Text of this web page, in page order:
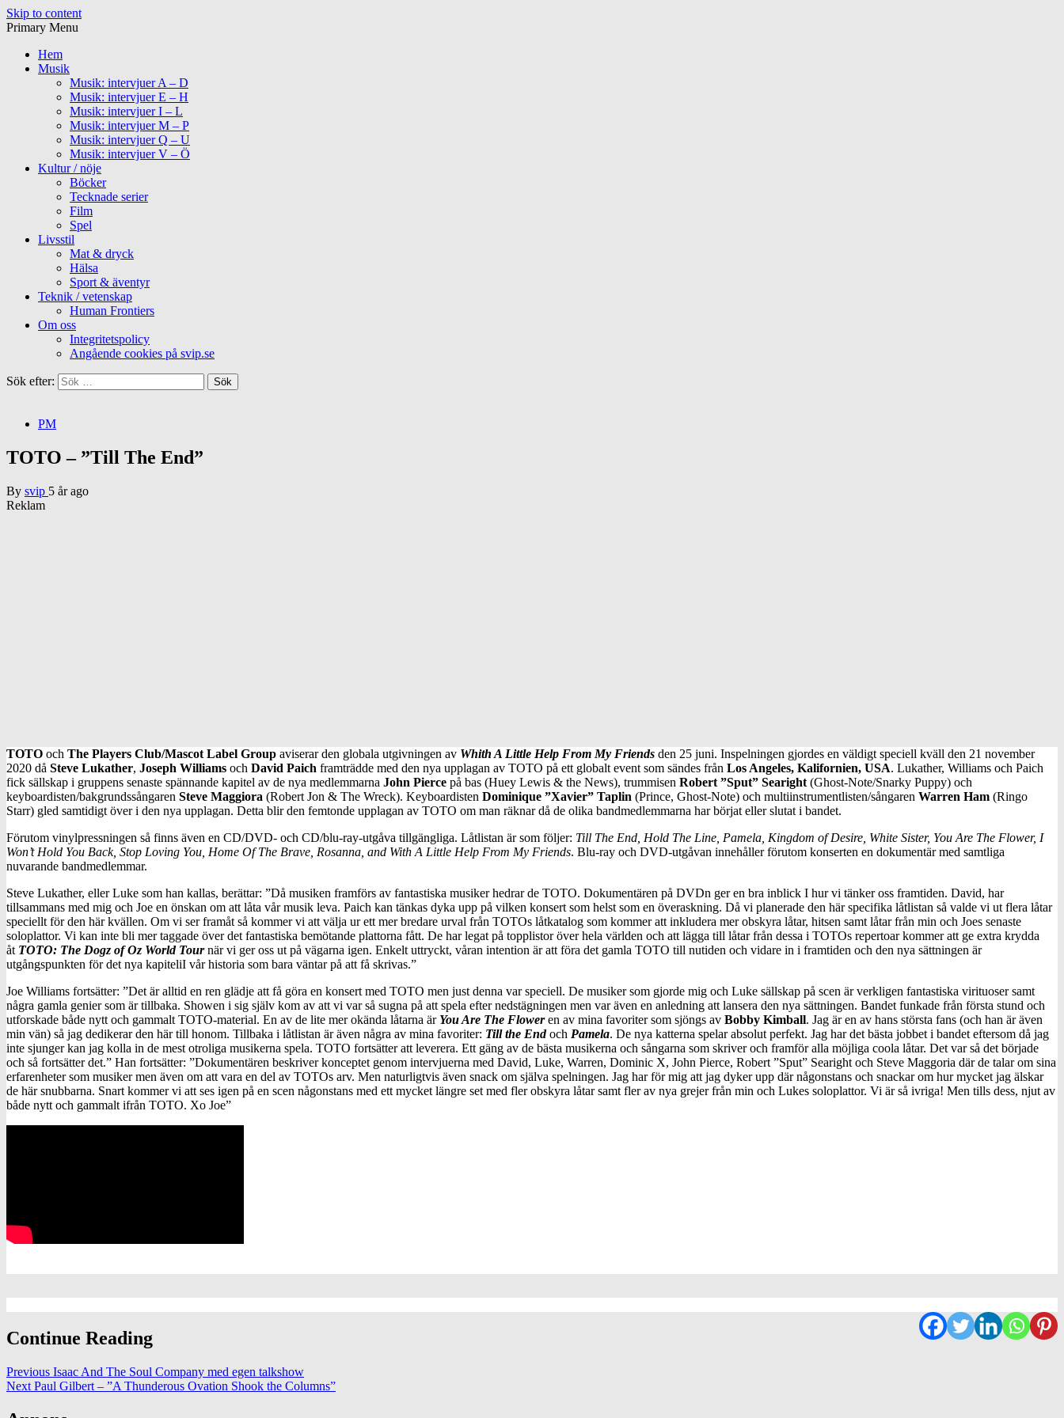
Skip to content
Primary Menu
Hem
Musik
Musik: intervjuer A – D
Musik: intervjuer E – H
Musik: intervjuer I – L
Musik: intervjuer M – P
Musik: intervjuer Q – U
Musik: intervjuer V – Ö
Kultur / nöje
Böcker
Tecknade serier
Film
Spel
Livsstil
Mat & dryck
Hälsa
Sport & äventyr
Teknik / vetenskap
Human Frontiers
Om oss
Integritetspolicy
Angående cookies på svip.se
Sök efter:
PM
TOTO – ”Till The End”
By svip 5 år ago
Reklam
TOTO och The Players Club/Mascot Label Group aviserar den globala utgivningen av Whith A Little Help From My Friends den 25 juni. Inspelningen gjordes en väldigt speciell kväll den 21 november
2020 då Steve Lukather, Joseph Williams och David Paich framträdde med den nya upplagan av TOTO på ett globalt event som sändes från Los Angeles, Kalifornien, USA. Lukather, Williams och Paich
fick sällskap i gruppens senaste spännande kapitel av de nya medlemmarna John Pierce på bas (Huey Lewis & the News), trummisen Robert ”Sput” Searight (Ghost-Note/Snarky Puppy) och
keyboardisten/bakgrundssångaren Steve Maggiora (Robert Jon & The Wreck). Keyboardisten Dominique ”Xavier” Taplin (Prince, Ghost-Note) och multiinstrumentlisten/sångaren Warren Ham (Ringo
Starr) gled samtidigt över i den nya upplagan. Detta blir den femtonde upplagan av TOTO om man räknar då de olika bandmedlemmarna har börjat eller slutat i bandet.
Förutom vinylpressningen så finns även en CD/DVD- och CD/blu-ray-utgåva tillgängliga. Låtlistan är som följer: Till The End, Hold The Line, Pamela, Kingdom of Desire, White Sister, You Are The Flower, I
Won’t Hold You Back, Stop Loving You, Home Of The Brave, Rosanna, and With A Little Help From My Friends. Blu-ray och DVD-utgåvan innehåller förutom konserten en dokumentär med samtliga
nuvarande bandmedlemmar.
Steve Lukather, eller Luke som han kallas, berättar: ”Då musiken framförs av fantastiska musiker hedrar de TOTO. Dokumentären på DVDn ger en bra inblick I hur vi tänker oss framtiden. David, har
tillsammans med mig och Joe en önskan om att låta vår musik leva. Paich kan tänkas dyka upp på vilken konsert som helst som en överaskning. Då vi planerade den här specifika låtlistan så valde vi ut flera låtar
speciellt för den här kvällen. Om vi ser framåt så kommer vi att välja ur ett mer bredare urval från TOTOs låtkatalog som kommer att inkludera mer obskyra låtar, hitsen samt låtar från min och Joes senaste
soloplattor. Vi kan inte bli mer taggade över det fantastiska bemötande plattorna fått. De har legat på topplistor över hela världen och att lägga till låtar från dessa i TOTOs repertoar kommer att ge extra krydda
åt TOTO: The Dogz of Oz World Tournär vi ger oss ut på vägarna igen. Enkelt uttryckt, våran intention är att föra det gamla TOTO till nutiden och vidare in i framtiden och den nya sättningen är
utgångspunkten för det nya kapiteliI vår historia som bara väntar på att få skrivas.”
Joe Williams fortsätter: ”Det är alltid en ren glädje att få göra en konsert med TOTO men just denna var speciell. De musiker som gjorde mig och Luke sällskap på scen är verkligen fantastiska virituoser samt
några gamla genier som är tillbaka. Showen i sig själv kom av att vi var så sugna på att spela efter nedstägningen men var även en anledning att lansera den nya sättningen. Bandet funkade från första stund och
utforskade både nytt och gammalt TOTO-material. En av de lite mer okända låtarna är You Are The Floweren av mina favoriter som sjöngs av Bobby Kimball. Jag är en av hans största fans (och han är även
min vän) så jag dedikerar den här till honom. Tillbaka i låtlistan är även några av mina favoriter: Till the Endoch Pamela. De nya katterna spelar absolut perfekt. Jag har det bästa jobbet i bandet eftersom då jag
inte sjunger kan jag kolla in de mest otroliga musikerna spela. TOTO fortsätter att leverera. Ett gäng av de bästa musikerna och sångarna som skriver och framför alla möjliga coola låtar. Det var så det började
och så fortsätter det.” Han fortsätter: ”Dokumentären beskriver konceptet genom intervjuerna med David, Luke, Warren, Dominic X, John Pierce, Robert ”Sput” Searight och Steve Maggoria där de talar om sina
erfarenheter som musiker men även om att vara en del av TOTOs arv. Men naturligtvis även snack om själva spelningen. Jag har för mig att jag dyker upp där någonstans och snackar om hur mycket jag älskar
de här snubbarna. Snart kommer vi att ses igen på en scen någonstans med ett mycket längre set med fler obskyra låtar samt fler av nya grejer från min och Lukes soloplattor. Vi är så ivriga! Men tills dess, njut av
både nytt och gammalt ifrån TOTO. Xo Joe”
Continue Reading
Previous Isaac And The Soul Company med egen talkshow
Next Paul Gilbert – ”A Thunderous Ovation Shook the Columns”